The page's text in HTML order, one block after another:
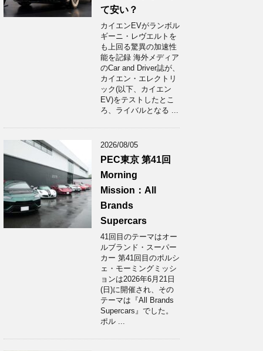
て安い？
カイエンEVがランボル
ギーニ・レヴエルトを
も上回る驚異の加速性
能を記録 海外メディア
のCar and Driver誌が、
カイエン・エレクトリ
ック(以下、カイエン
EV)をテストしたとこ
ろ、ライバルとなる ...
2026/08/05
PEC東京 第41回
Morning
Mission：All
Brands
Supercars
41回目のテーマはオー
ルブランド・スーパー
カー 第41回目のポルシ
ェ・モーミングミッシ
ョンは2026年6月21日
(日)に開催され、その
テーマは『All Brands
Supercars』でした。
ポル ...